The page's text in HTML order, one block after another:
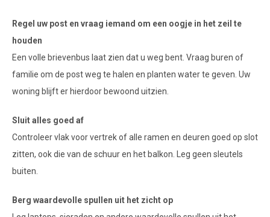
Regel uw post en vraag iemand om een oogje in het zeil te
houden
Een volle brievenbus laat zien dat u weg bent. Vraag buren of
familie om de post weg te halen en planten water te geven. Uw
woning blijft er hierdoor bewoond uitzien.
Sluit alles goed af
Controleer vlak voor vertrek of alle ramen en deuren goed op slot
zitten, ook die van de schuur en het balkon. Leg geen sleutels
buiten.
Berg waardevolle spullen uit het zicht op